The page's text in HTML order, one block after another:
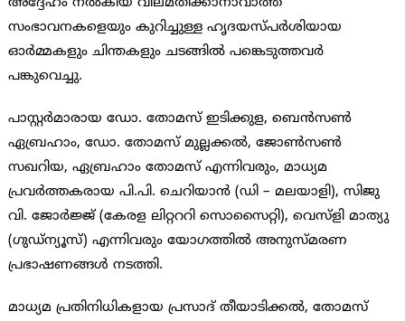
സംഭാവനകളെയും കുറിച്ചുള്ള ഹൃദയസ്പർശിയായ
ഓർമ്മകളും ചിന്തകളും ചടങ്ങിൽ പങ്കെടുത്തവർ
പങ്കുവെച്ചു.
പാസ്റ്റർമാരായ ഡോ. തോമസ് ഇടിക്കുള, ബെൻസൺ
ഏബ്രഹാം, ഡോ. തോമസ് മുല്ലക്കൽ, ജോൺസൺ
സഖറിയ, ഏബ്രഹാം തോമസ് എന്നിവരും, മാധ്യമ
പ്രവർത്തകരായ പി.പി. ചെറിയാൻ (ഡി – മലയാളി), സിജു
വി. ജോർജ്ജ് (കേരള ലിറ്റററി സൊസൈറ്റി), വെസ്ളി മാത്യു
(ഗുഡ്ന്യൂസ്) എന്നിവരും യോഗത്തിൽ അനുസ്മരണ
പ്രഭാഷണങ്ങൾ നടത്തി.
മാധ്യമ പ്രതിനിധികളായ പ്രസാദ് തീയാടിക്കൽ, തോമസ്